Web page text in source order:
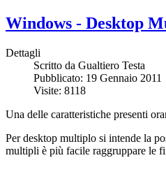
Windows - Desktop
Dettagli
Scritto da Gualtiero Testa
Pubblicato: 19 Gennaio 2011
Visite: 8118
Una delle caratteristiche presenti
Per desktop multiplo si intende la
multipli è più facile raggruppare le